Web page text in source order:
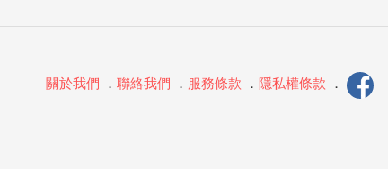
關於我們 ． 聯絡我們 ． 服務條款 ． 隱私權條款 ．